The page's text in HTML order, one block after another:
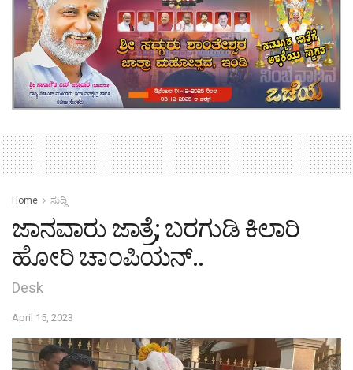
Home ಸುದ್ದಿ
ಜಾನವಾರು ಜಾತ್ರೆ; ಬರಗುಡಿ ಕಿಲಾರಿ
ಹೋರಿ ಚಾಂಪಿಯನ್..
Desk
April 15, 2023